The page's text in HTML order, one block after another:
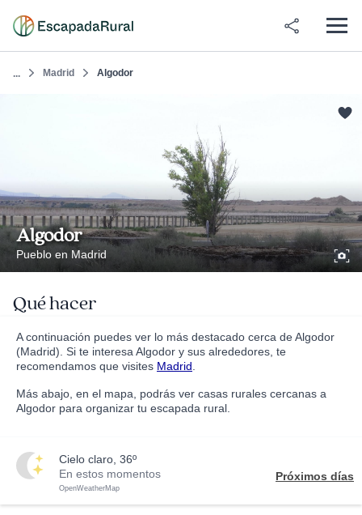
... Madrid Algodor
Algodor
Pueblo en Madrid
Qué hacer
A continuación puedes ver lo más destacado cerca de Algodor
(Madrid). Si te interesa Algodor y sus alrededores, te
recomendamos que visites Madrid
Más abajo, en el mapa, podrás ver casas rurales cercanas a
Algodor para organizar tu escapada rural.
cielo claro, 36º
En estos momentos
OpenWeatherMap
Próximos días